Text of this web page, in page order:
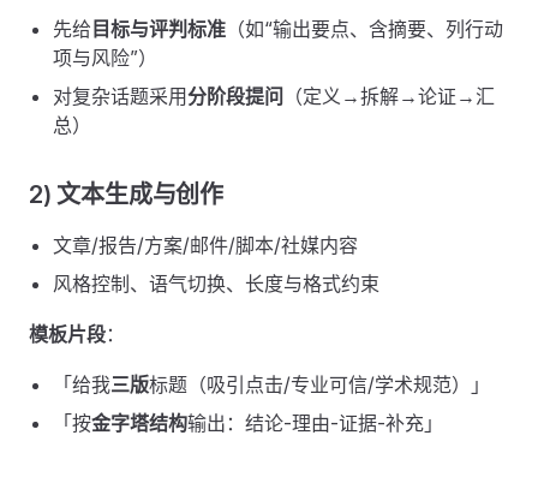
先给 目标与评判标准 （如“输出要点、含摘要、列行动
项与风险”）
对复杂话题采用分阶段提问 （定义→拆解→论证→汇
总）
2) 文本生成与创作
文章/报告/方案/邮件/脚本/社媒内容
风格控制、语气切换、长度与格式约束
模板片段：
「给我三版标题（吸引点击/专业可信/学术规范）」
「按金字塔结构输出：结论-理由-证据-补充」